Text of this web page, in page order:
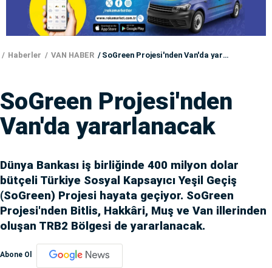
Haberler VAN HABER SoGreen Projesi'nden Van'da yararlanacak
SoGreen Projesi'nden
Van'da yararlanacak
Dünya Bankası iş birliğinde 400 milyon dolar
bütçeli Türkiye Sosyal Kapsayıcı Yeşil Geçiş
(SoGreen) Projesi hayata geçiyor. SoGreen
Projesi'nden Bitlis, Hakkâri, Muş ve Van illerinden
oluşan TRB2 Bölgesi de yararlanacak.
Abone Ol